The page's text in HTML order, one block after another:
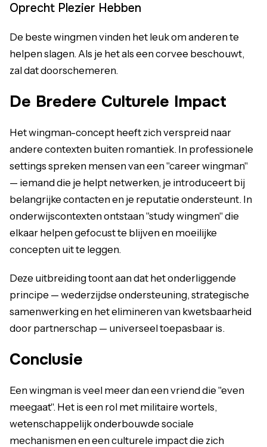
Oprecht Plezier Hebben
De beste wingmen vinden het leuk om anderen te
helpen slagen. Als je het als een corvee beschouwt,
zal dat doorschemeren.
De Bredere Culturele Impact
Het wingman-concept heeft zich verspreid naar
andere contexten buiten romantiek. In professionele
settings spreken mensen van een "career wingman"
— iemand die je helpt netwerken, je introduceert bij
belangrijke contacten en je reputatie ondersteunt. In
onderwijscontexten ontstaan "study wingmen" die
elkaar helpen gefocust te blijven en moeilijke
concepten uit te leggen.
Deze uitbreiding toont aan dat het onderliggende
principe — wederzijdse ondersteuning, strategische
samenwerking en het elimineren van kwetsbaarheid
door partnerschap — universeel toepasbaar is.
Conclusie
Een wingman is veel meer dan een vriend die "even
meegaat". Het is een rol met militaire wortels,
wetenschappelijk onderbouwde sociale
mechanismen en een culturele impact die zich